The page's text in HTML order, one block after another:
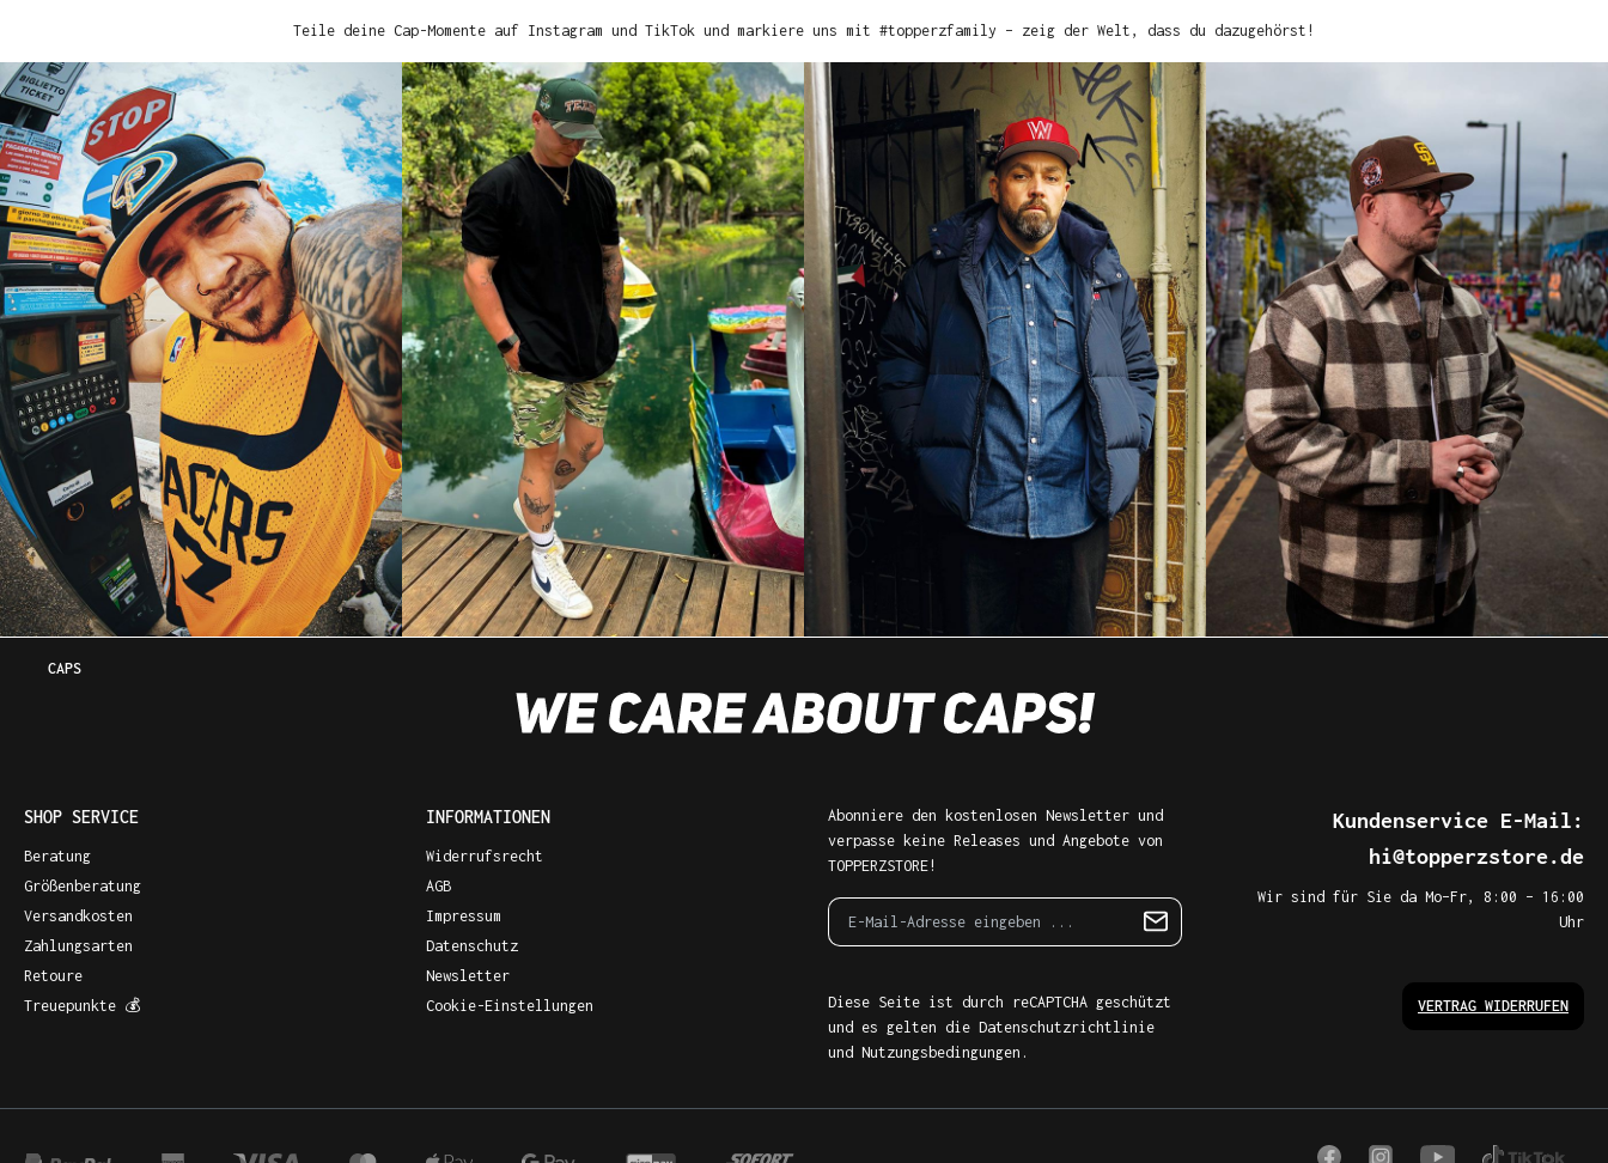
Teile deine Cap-Momente auf Instagram und TikTok und markiere uns mit #topperzfamily – zeig der Welt, dass du dazugehörst!
CAPS
SHOP SERVICE
Beratung
Größenberatung
Versandkosten
Zahlungsarten
Retoure
Treuepunkte 💰
INFORMATIONEN
Widerrufsrecht
AGB
Impressum
Datenschutz
Newsletter
Cookie-Einstellungen
Abonniere den kostenlosen Newsletter und
verpasse keine Releases und Angebote von
TOPPERZSTORE!
Diese Seite ist durch reCAPTCHA geschützt
und es gelten die Datenschutzrichtlinie
und Nutzungsbedingungen .
Kundenservice E-Mail:
hi@topperzstore.de
Wir sind für Sie da Mo–Fr, 8:00 – 16:00
Uhr
VERTRAG WIDERRUFEN